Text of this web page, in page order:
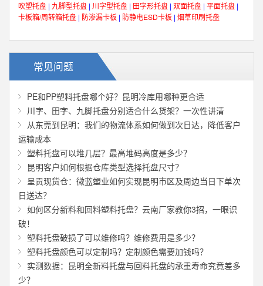
吹塑托盘 | 九脚型托盘 | 川字型托盘 | 田字形托盘 | 双面托盘 | 平面托盘 |
卡板箱/周转箱托盘 | 防渗漏卡板 | 防静电ESD卡板 | 烟草印刷托盘
常见问题
PE和PP塑料托盘哪个好？昆明冷库用哪种更合适
川字、田字、九脚托盘分别适合什么货架？一次性讲清
从东莞到昆明：我们的物流体系如何做到次日达，降低客户
运输成本
塑料托盘可以堆几层？最高堆码高度是多少？
昆明客户如何根据仓库类型选择托盘尺寸？
呈贡现货仓：微蓝塑业如何实现昆明市区及周边当日下单次
日送达？
如何区分新料和回料塑料托盘？云南厂家教你3招，一眼识
破！
塑料托盘破损了可以维修吗？维修费用是多少？
塑料托盘颜色可以定制吗？定制颜色需要加钱吗？
实测数据：昆明全新料托盘与回料托盘的承重寿命究竟差多
少？